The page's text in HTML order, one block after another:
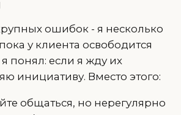
ошибок - я несколько
у клиента освободится
понял: если я жду их
инициативу. Вместо этого:
общаться, но нерегулярно